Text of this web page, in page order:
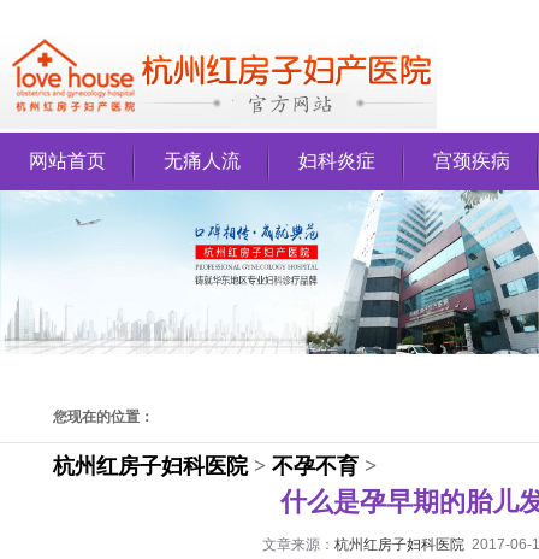
网站首页 无痛人流 妇科炎症 宫颈疾病
您现在的位置：
杭州红房子妇科医院> 不孕不育 >
什么是孕早期的胎儿
文章来源： 杭州红房子妇科医院 2017-06-